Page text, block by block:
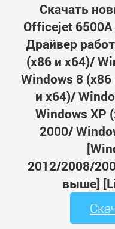
Скачать
Officejet
Драйвер
(x86 и x64)/
Windows 8
и x64)/
Windows XP
2000/
2012/2008/
выше]